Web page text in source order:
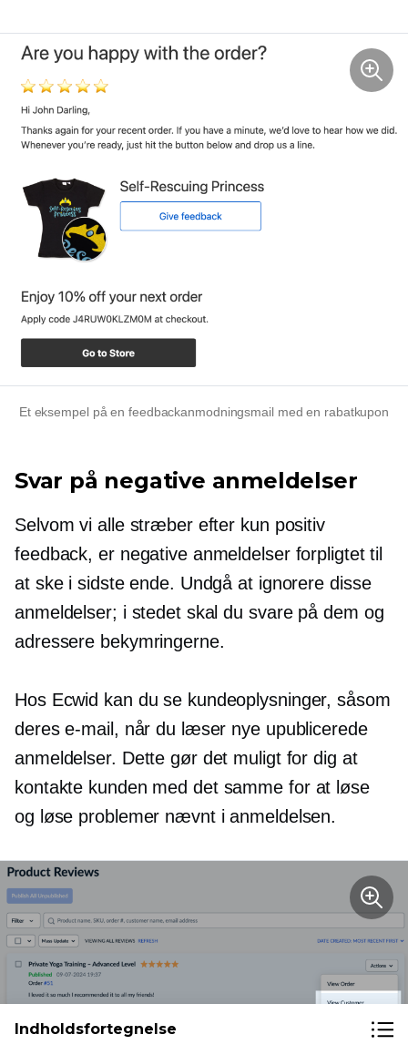
Et eksempel på en feedbackanmodningsmail med en rabatkupon
Svar på negative anmeldelser
Selvom vi alle stræber efter kun positiv
feedback, er negative anmeldelser forpligtet til
at ske i sidste ende. Undgå at ignorere disse
anmeldelser; i stedet skal du svare på dem og
adressere bekymringerne.
Hos Ecwid kan du se kundeoplysninger, såsom
deres e-mail, når du læser nye upublicerede
anmeldelser. Dette gør det muligt for dig at
kontakte kunden med det samme for at løse
og løse problemer nævnt i anmeldelsen.
Indholdsfortegnelse